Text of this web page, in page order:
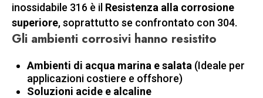
inossidabile 316 è il Resistenza alla corrosione
superiore, soprattutto se confrontato con 304.
Gli ambienti corrosivi hanno resistito
Ambienti di acqua marina e salata (Ideale per
applicazioni costiere e offshore)
Soluzioni acide e alcaline